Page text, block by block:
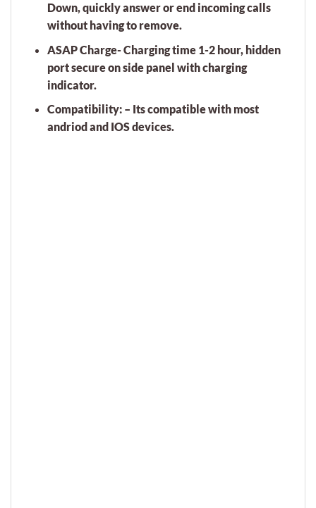
Down, quickly answer or end incoming calls
without having to remove.
ASAP Charge- Charging time 1-2 hour, hidden
port secure on side panel with charging
indicator.
Compatibility: – Its compatible with most
andriod and IOS devices.